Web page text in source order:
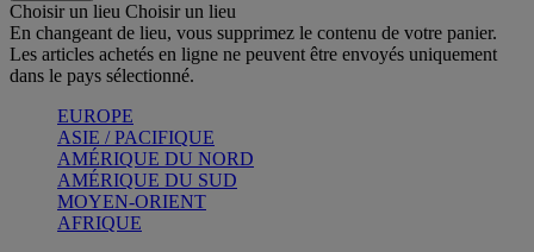
Choisir un lieu Choisir un lieu
En changeant de lieu, vous supprimez le contenu de votre panier.
Les articles achetés en ligne ne peuvent être envoyés uniquement
dans le pays sélectionné.
EUROPE
ASIE / PACIFIQUE
AMÉRIQUE DU NORD
AMÉRIQUE DU SUD
MOYEN-ORIENT
AFRIQUE